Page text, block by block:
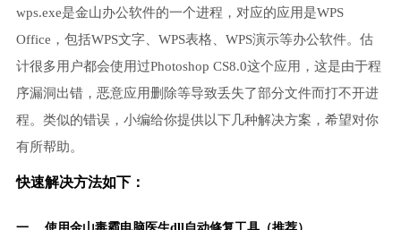
wps.exe是金山办公软件的一个进程，对应的应用是WPS
Office，包括WPS文字、WPS表格、WPS演示等办公软件。估
计很多用户都会使用过Photoshop CS8.0这个应用，这是由于程
序漏洞出错，恶意应用删除等导致丢失了部分文件而打不开进
程。类似的错误，小编给你提供以下几种解决方案，希望对你
有所帮助。
快速解决方法如下：